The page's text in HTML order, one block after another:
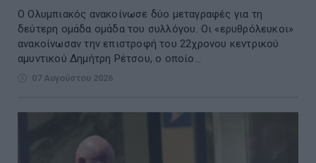
Ο Ολυμπιακός ανακοίνωσε δύο μεταγραφές για τη
δεύτερη ομάδα ομάδα του συλλόγου. Οι «ερυθρόλευκοι»
ανακοίνωσαν την επιστροφή του 22χρονου κεντρικού
αμυντικού Δημήτρη Ρέτσου, ο οποίο...
07 Αυγούστου 2026